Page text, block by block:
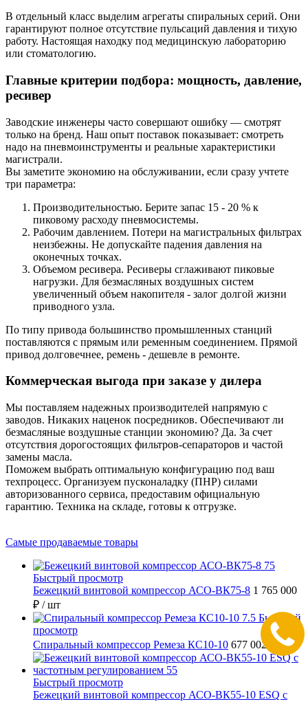
В отдельный класс выделим агрегаты спиральных серий. Они
гарантируют полное отсутствие пульсаций давления и тихую
работу. Настоящая находку под медицинскую лабораторию
или стоматологию.
Главные критерии подбора: мощность, давление,
ресивер
Заводские инженеры часто совершают ошибку — смотрят
только на бренд. Наш опыт поставок показывает: смотреть
надо на пневмоинструменты и реальные характеристики
магистрали.
Вы заметите экономию на обслуживании, если сразу учтете
три параметра:
Производительностью. Берите запас 15 - 20 % к
пиковому расходу пневмосистемы.
Рабочим давлением. Потери на магистральных фильтрах
неизбежны. Не допускайте падения давления на
оконечных точках.
Объемом ресивера. Ресиверы сглаживают пиковые
нагрузки. Для безмасляных воздушных систем
увеличенный объем накопителя - залог долгой жизни
приводного узла.
По типу привода большинство промышленных станций
поставляются с прямым или ременным соединением. Прямой
привод долговечнее, ремень - дешевле в ремонте.
Коммерческая выгода при заказе у дилера
Мы поставляем надежных производителей напрямую с
заводов. Никаких наценок посредников. Обеспечивают ли
безмасляные воздушные станции экономию? Да. За счет
отсутствия дорогостоящих фильтров-сепараторов и частой
замены масла.
Поможем выбрать оптимальную конфигурацию под ваш
техпроцесс. Организуем пусконаладку (ПНР) силами
авторизованного сервиса, предоставим официальную
гарантию. Техника на складе, готовы к отгрузке.
Самые продаваемые товары
Быстрый просмотр
Бежецкий винтовой компрессор АСО-ВК75-8 1 765 000
₽ / шт
Быстрый
просмотр
Спиральный компрессор Ремеза КС10-10 677 002 ₽/ шт
Быстрый просмотр
Бежецкий винтовой компрессор АСО-ВК55-10 ESQ с